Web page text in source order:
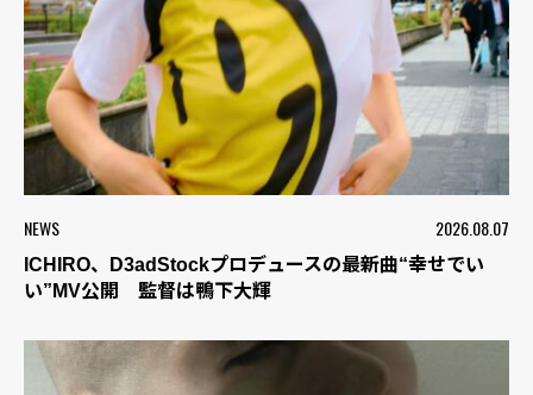
NEWS 2026.08.07
ICHIRO、D3adStockプロデュースの最新曲“幸せでい
い”MV公開 監督は鴨下大輝